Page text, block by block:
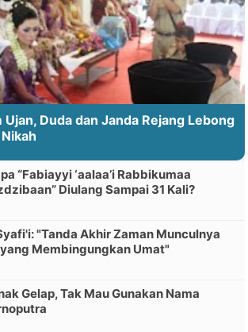
Ujan, Duda dan Janda Rejang Lebong
“Fabiayyi ‘aalaa’i Rabbikumaa
Diulang Sampai 31 Kali?
"Tanda Akhir Zaman Munculnya
Membingungkan Umat"
Gelap, Tak Mau Gunakan Nama